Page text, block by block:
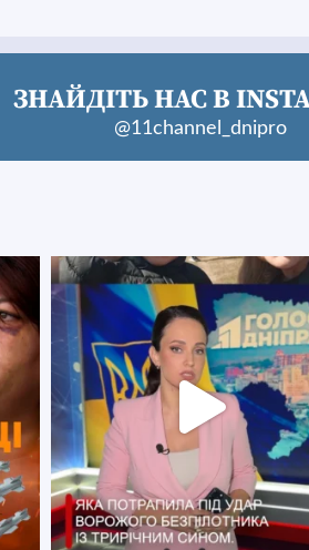
ЗНАЙДІТЬ НАС В
@11channel_dnipro